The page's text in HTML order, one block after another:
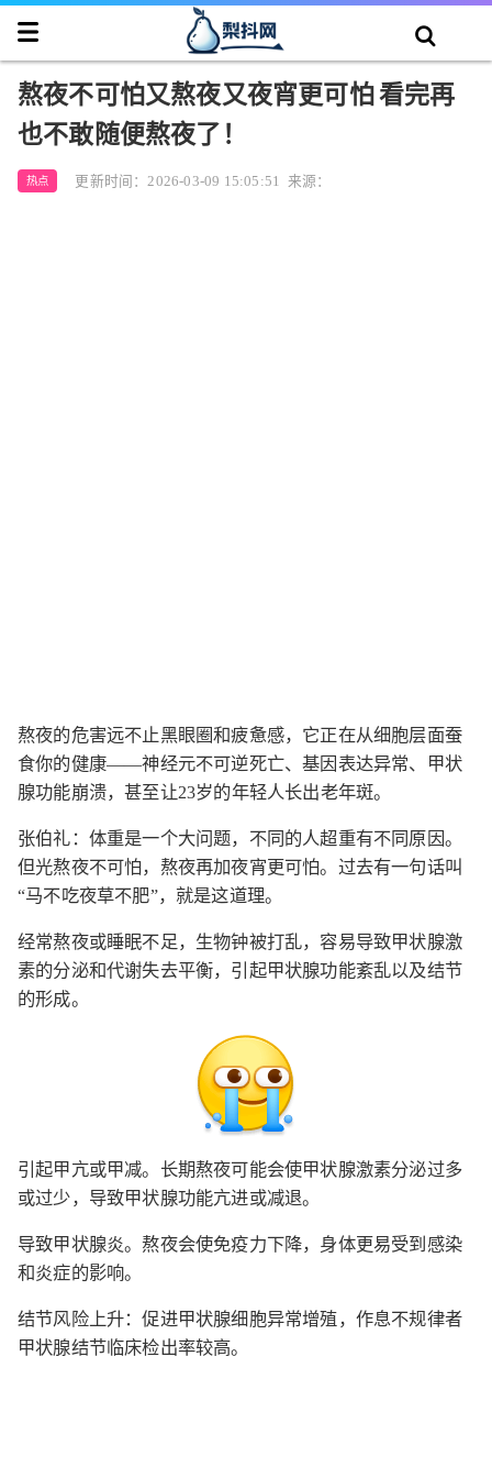
熬夜不可怕又熬夜又夜宵更可怕 看完再
也不敢随便熬夜了！
热点 更新时间：2026-03-09 15:05:51 来源：
熬夜的危害远不止黑眼圈和疲惫感，它正在从细胞层面蚕
食你的健康——神经元不可逆死亡、基因表达异常、甲状
腺功能崩溃，甚至让23岁的年轻人长出老年斑。
张伯礼：体重是一个大问题，不同的人超重有不同原因。
但光熬夜不可怕，熬夜再加夜宵更可怕。过去有一句话叫
“马不吃夜草不肥”，就是这道理。
经常熬夜或睡眠不足，生物钟被打乱，容易导致甲状腺激
素的分泌和代谢失去平衡，引起甲状腺功能紊乱以及结节
的形成。
引起甲亢或甲减。长期熬夜可能会使甲状腺激素分泌过多
或过少，导致甲状腺功能亢进或减退。
导致甲状腺炎。熬夜会使免疫力下降，身体更易受到感染
和炎症的影响。
结节风险上升：促进甲状腺细胞异常增殖，作息不规律者
甲状腺结节临床检出率较高。